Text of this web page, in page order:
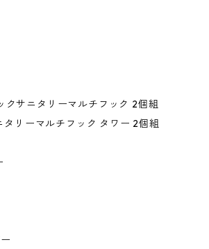
サニタリーマルチフック 2個組
タリーマルチフック タワー 2個組